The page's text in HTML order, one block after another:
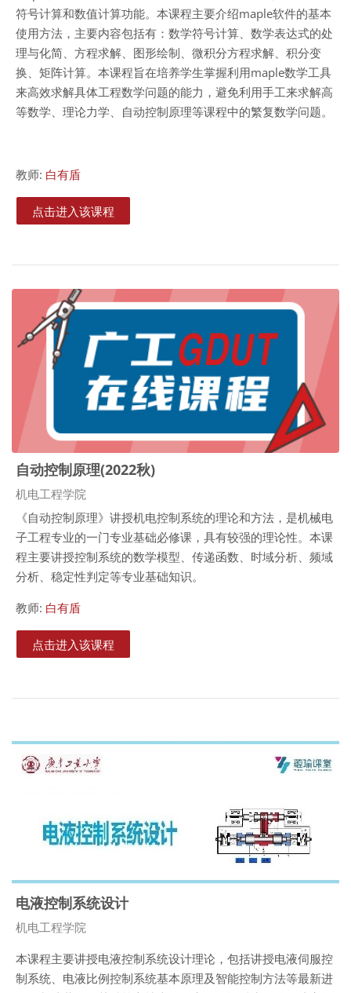
符号计算和数值计算功能。本课程主要介绍maple软件的基本
使用方法，主要内容包括有：数学符号计算、数学表达式的处
理与化简、方程求解、图形绘制、微积分方程求解、积分变
换、矩阵计算。本课程旨在培养学生掌握利用maple数学工具
来高效求解具体工程数学问题的能力，避免利用手工来求解高
等数学、理论力学、自动控制原理等课程中的繁复数学问题。
教师: 白有盾
点击进入该课程
自动控制原理(2022秋)
课程类别
机电工程学院
《自动控制原理》讲授机电控制系统的理论和方法，是机械电
子工程专业的一门专业基础必修课，具有较强的理论性。本课
程主要讲授控制系统的数学模型、传递函数、时域分析、频域
分析、稳定性判定等专业基础知识。
教师: 白有盾
点击进入该课程
电液控制系统设计
课程类别
机电工程学院
本课程主要讲授电液控制系统设计理论，包括讲授电液伺服控
制系统、电液比例控制系统基本原理及智能控制方法等最新进